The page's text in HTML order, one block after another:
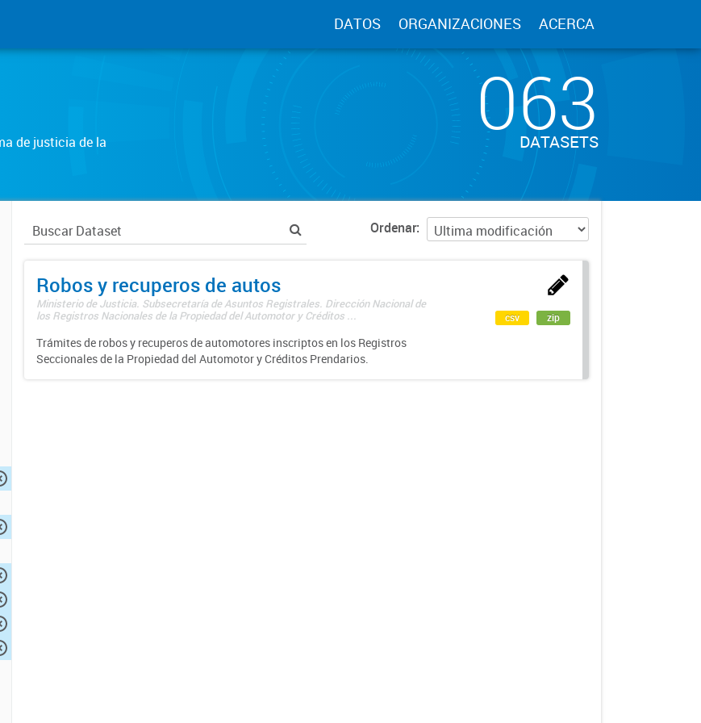
DATOS ORGANIZACIONES ACERCA
de justicia de la
063
DATASETS
Ordenar
Robos y recuperos de autos
Ministerio de Justicia. Subsecretaría de Asuntos Registrales. Dirección Nacional de
los Registros Nacionales de la Propiedad del Automotor y Créditos ...
Trámites de robos y recuperos de automotores inscriptos en los Registros
Seccionales de la Propiedad del Automotor y Créditos Prendarios.
csv zip